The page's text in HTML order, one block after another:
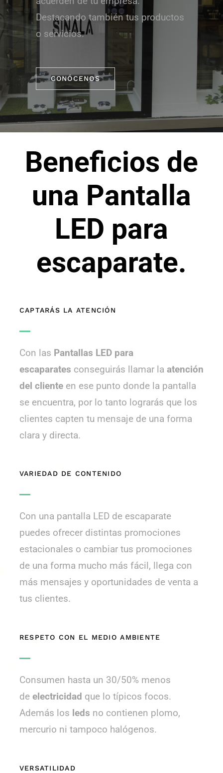
Destacando también tus productos
o servicios.
CONÓCENOS
Beneficios de
una Pantalla
LED para
escaparate.
CAPTARÁS LA ATENCIÓN
Con las Pantallas LED para
escaparates conseguirás llamar la atención
del clienteen ese punto donde la pantalla
se encuentra, por lo tanto lograrás que los
clientes capten tu mensaje de una forma
clara y directa.
VARIEDAD DE CONTENIDO
Con una pantalla LED de escaparate
puedes ofrecer distintas promociones
estacionales o cambiar tus promociones
de una forma mucho más fácil, llega con
más mensajes y oportunidades de venta a
tus clientes.
RESPETO CON EL MEDIO AMBIENTE
Consumen hasta un 30/50% menos
de electricidad que lo típicos focos.
Además los leds no contienen plomo,
mercurio ni tampoco halógenos.
VERSATILIDAD